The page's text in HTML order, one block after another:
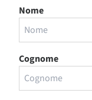
Nome
Cognome